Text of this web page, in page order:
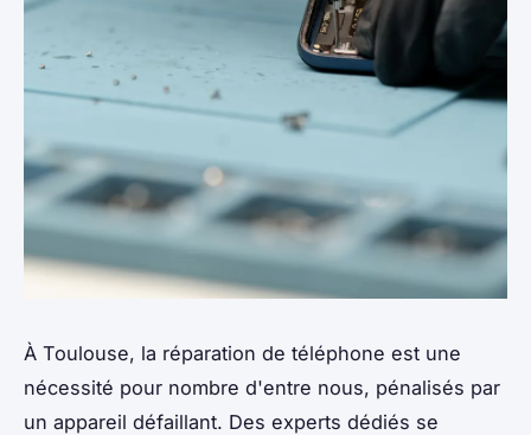
À Toulouse, la réparation de téléphone est une
nécessité pour nombre d'entre nous, pénalisés par
un appareil défaillant. Des experts dédiés se